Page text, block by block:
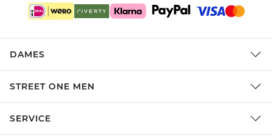
DAMES
STREET ONE MEN
SERVICE